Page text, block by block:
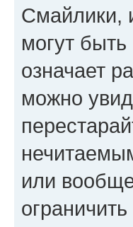
Смайлики,
могут
означает
можно
или